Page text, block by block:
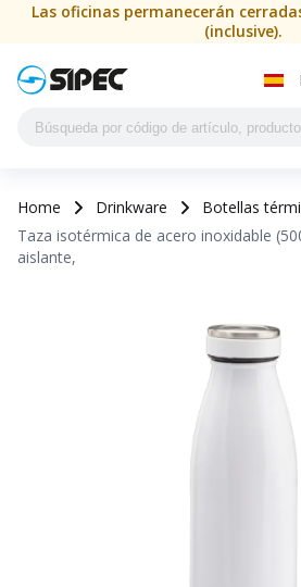
Las oficinas permanecerán
(inclusive).
Home Drinkware
Botellas
Taza isotérmica de acero inoxidable
aislante,